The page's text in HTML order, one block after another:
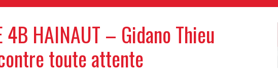
4B HAINAUT – Gidano Thieu
toute attente